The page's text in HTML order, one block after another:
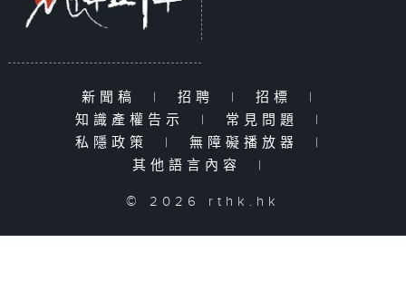
新聞稿 | 招聘 | 招標
|
知識產權告示
| 常見問題
|
私隱政策
| 無障礙播放器
|
其他語言內容
|
© 2026 rthk.hk